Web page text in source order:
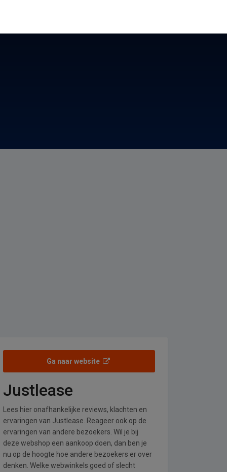
Ga naar website
Justlease
Lees hier onafhankelijke reviews, klachten en
ervaringen van Justlease. Reageer ook op de
ervaringen van andere bezoekers. Wil je bij
deze webshop een aankoop doen, dan ben je
nu op de hoogte hoe andere bezoekers er over
denken. Welke webwinkels goed of slecht